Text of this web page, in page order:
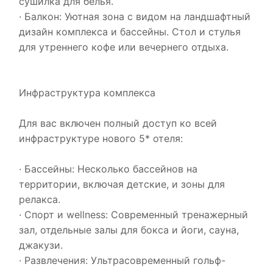
· Балкон: Уютная зона с видом на ландшафтный
дизайн комплекса и бассейны. Стол и стулья
для утреннего кофе или вечернего отдыха.
Инфраструктура комплекса
Для вас включен полный доступ ко всей
инфраструктуре нового 5* отеля:
· Бассейны: Несколько бассейнов на
территории, включая детские, и зоны для
релакса.
· Спорт и wellness: Современный тренажерный
зал, отдельные залы для бокса и йоги, сауна,
джакузи.
· Развлечения: Ультрасовременный гольф-